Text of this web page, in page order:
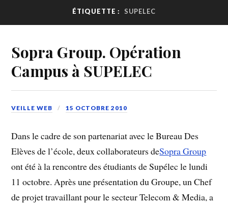
ÉTIQUETTE : SUPELEC
Sopra Group. Opération
Campus à SUPELEC
VEILLE WEB 15 OCTOBRE 2010
Dans le cadre de son partenariat avec le Bureau Des
Elèves de l’école, deux collaborateurs deSopra Group
ont été à la rencontre des étudiants de Supélec le lundi
11 octobre. Après une présentation du Groupe, un Chef
de projet travaillant pour le secteur Telecom & Media, a